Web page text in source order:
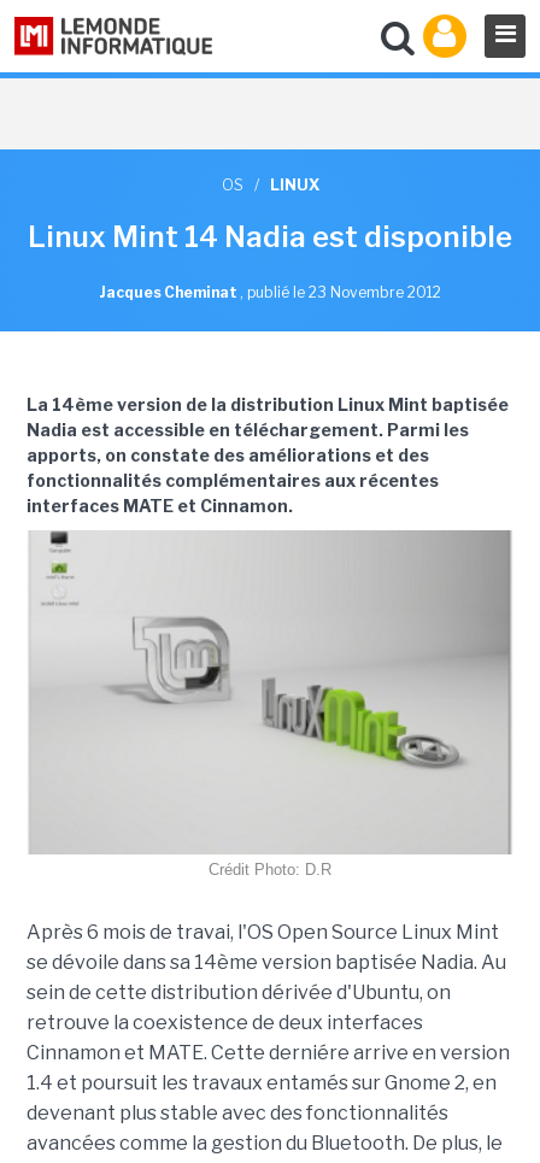
OS / LINUX
Linux Mint 14 Nadia est disponible
Jacques Cheminat , publié le 23 Novembre 2012
La 14ème version de la distribution Linux Mint baptisée
Nadia est accessible en téléchargement. Parmi les
apports, on constate des améliorations et des
fonctionnalités complémentaires aux récentes
interfaces MATE et Cinnamon.
Crédit Photo: D.R
Après 6 mois de travai, l'OS Open Source Linux Mint
se dévoile dans sa 14ème version baptisée Nadia. Au
sein de cette distribution dérivée d'Ubuntu, on
retrouve la coexistence de deux interfaces
Cinnamon et MATE. Cette derniére arrive en version
1.4 et poursuit les travaux entamés sur Gnome 2, en
devenant plus stable avec des fonctionnalités
avancées comme la gestion du Bluetooth. De plus, le